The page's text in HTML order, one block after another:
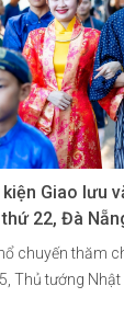
Giao lưu
22, Đà
chuyến thăm
Thủ tướng